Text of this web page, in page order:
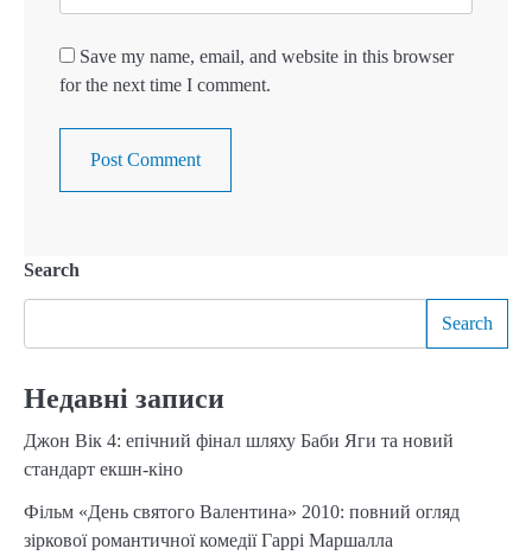
Save my name, email, and website in this browser
for the next time I comment.
Search
Search
Недавні записи
Джон Вік 4: епічний фінал шляху Баби Яги та новий
стандарт екшн-кіно
Фільм «День святого Валентина» 2010: повний огляд
зіркової романтичної комедії Гаррі Маршалла